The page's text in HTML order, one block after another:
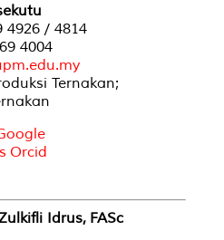
4926 / 4814
4004
Ternakan;
Orcid
Idrus, FASc